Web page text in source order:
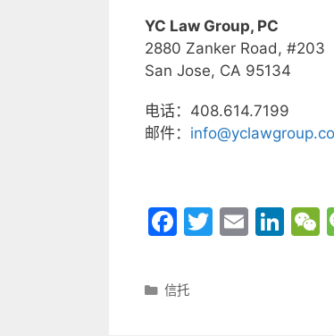
YC Law Group, PC
2880 Zanker Road, #203
San Jose, CA 95134
电话：408.614.7199
邮件：
F
c
e
T
E
Li
分
信托